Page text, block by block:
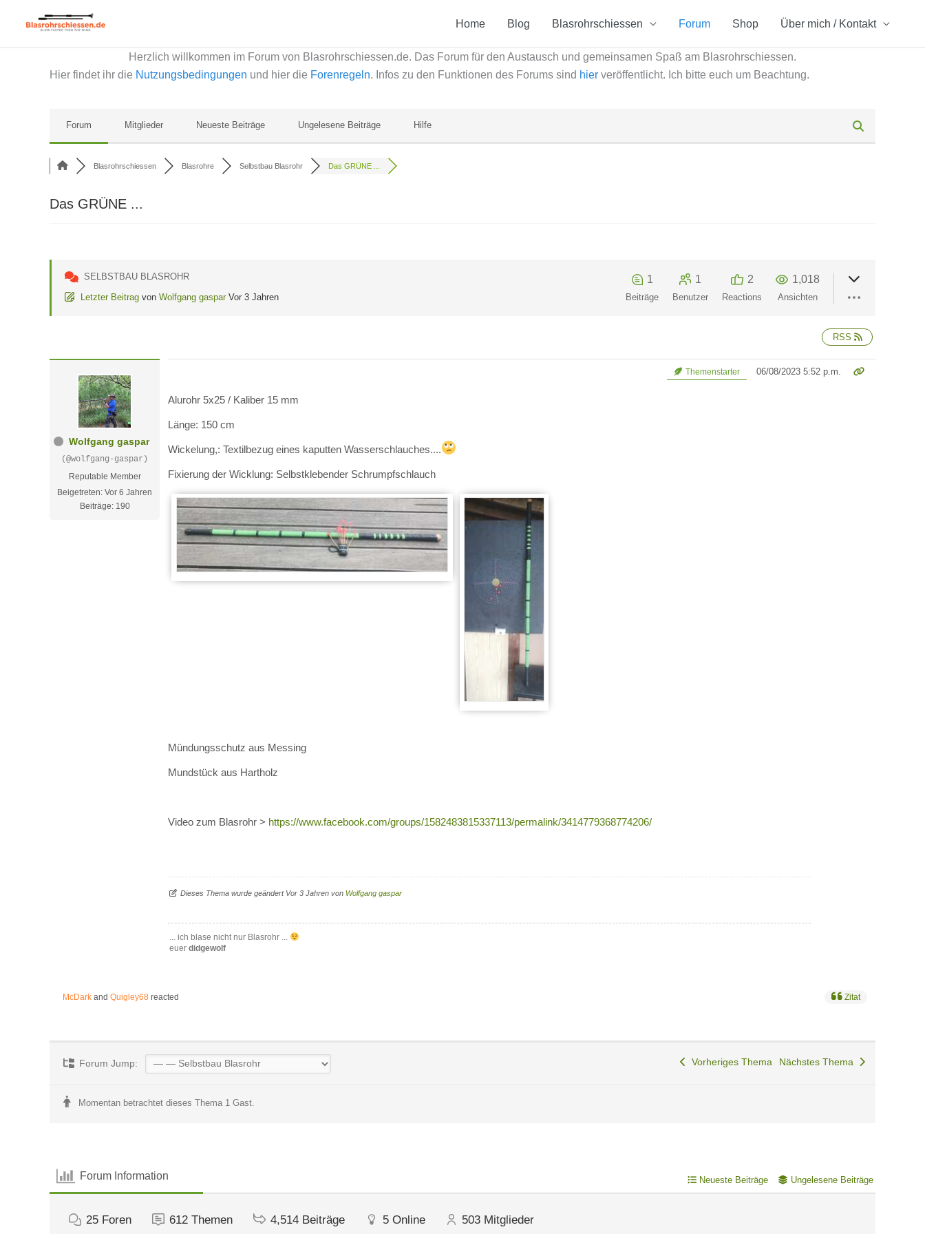
Home Blog Blasrohrschiessen Forum Shop Über mich / Kontakt
Herzlich willkommen im Forum von Blasrohrschiessen.de. Das Forum für den Austausch und gemeinsamen Spaß am Blasrohrschiessen.
Hier findet ihr die Nutzungsbedingungen und hier die Forenregeln. Infos zu den Funktionen des Forums sind hier veröffentlicht. Ich bitte euch um Beachtung.
Forum Mitglieder Neueste Beiträge Ungelesene Beiträge Hilfe
Blasrohrschiessen Blasrohre Selbstbau Blasrohr Das GRÜNE ...
Das GRÜNE ...
SELBSTBAU BLASROHR
Letzter Beitrag von Wolfgang gaspar Vor 3 Jahren
1
Beiträge
1
Benutzer
2
Reactions
1,018
Ansichten
RSS
Wolfgang gaspar
(@wolfgang-gaspar)
Reputable Member
Beigetreten: Vor 6 Jahren
Beiträge: 190
Themenstarter 06/08/2023 5:52 p.m.
Alurohr 5x25 / Kaliber 15 mm
Länge: 150 cm
Wickelung,: Textilbezug eines kaputten Wasserschlauches....
Fixierung der Wicklung: Selbstklebender Schrumpfschlauch
Mündungsschutz aus Messing
Mundstück aus Hartholz
Video zum Blasrohr > https://www.facebook.com/groups/1582483815337113/permalink/3414779368774206/
Dieses Thema wurde geändert Vor 3 Jahren von Wolfgang gaspar
... ich blase nicht nur Blasrohr ...
euer didgewolf
McDark and Quigley68 reacted Zitat
Forum Jump: Vorheriges Thema Nächstes Thema
Momentan betrachtet dieses Thema 1 Gast.
Forum Information Neueste Beiträge Ungelesene Beiträge
25 Foren 612 Themen 4,514 Beiträge 5 Online 503 Mitglieder